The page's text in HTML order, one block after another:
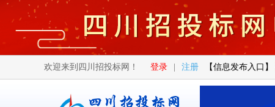
欢迎来到四川招投标网！ 登录 注册 【信息发布入口】